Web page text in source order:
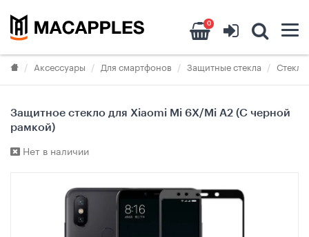
0
Аксессуары Для смартфонов Защитные стекла
Защитное стекло для Xiaomi Mi 6X/Mi A2 (С черной
рамкой)
Нет в наличии